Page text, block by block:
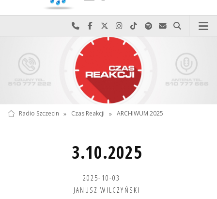
Najlepiej po prostu do nas zadzwoń
Odwiedź nas na Facebook-u
Odwiedź nas na X
Odwiedź nas na Instagram-ie
Odwiedź nas na TikTok-u
Szukaj nas na Spotify
Wyślij do nas
Szukaj
Radio Szczecin » Czas Reakcji » ARCHIWUM 2025
3.10.2025
2025-10-03
JANUSZ WILCZYŃSKI